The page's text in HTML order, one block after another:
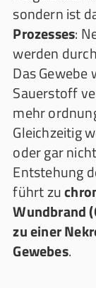
sondern ist
Prozesses:
werden
Das
Sauerstoff
mehr
Gleichzeitig
oder gar
Entstehung
führt zu
Wundbrand
zu einer
Gewebes.